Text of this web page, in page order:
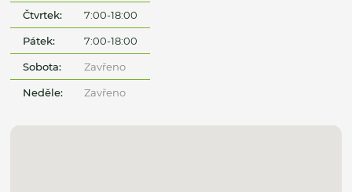
Čtvrtek: 7:00-18:00
Pátek: 7:00-18:00
Sobota: Zavřeno
Neděle: Zavřeno